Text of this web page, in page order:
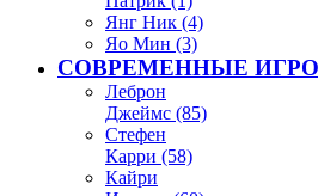
Янг Ник (4)
Яо Мин (3)
СОВРЕМЕННЫЕ
Леброн
Джеймс (85)
Стефен
Карри (58)
Кайри